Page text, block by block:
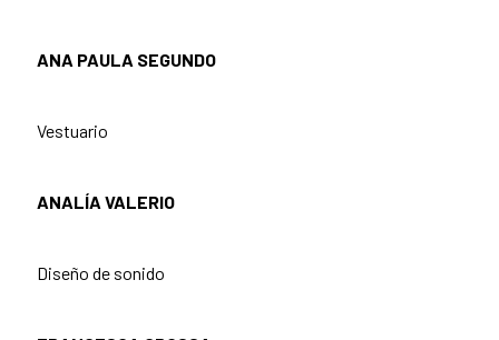
ANA PAULA SEGUNDO
Vestuario
ANALÍA VALERIO
Diseño de sonido